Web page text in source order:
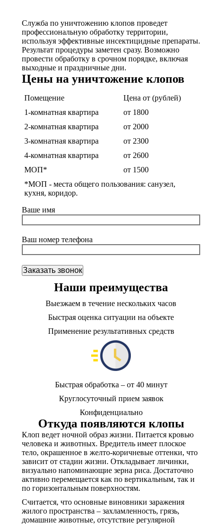
Служба по уничтожению клопов проведет
профессиональную обработку территории,
используя эффективные инсектицидные препараты.
Результат процедуры заметен сразу. Возможно
провести обработку в срочном порядке, включая
выходные и праздничные дни.
Цены на уничтожение клопов
Помещение
Цена от (рублей)
1-комнатная квартира
от 1800
2-комнатная квартира
от 2000
3-комнатная квартира
от 2300
4-комнатная квартира
от 2600
МОП*
от 1500
*МОП - места общего пользования: санузел,
кухня, коридор.
Ваше имя
Ваш номер телефона
Наши преимущества
Выезжаем в течение нескольких часов
Быстрая оценка ситуации на объекте
Применение результативных средств
Быстрая обработка – от 40 минут
Круглосуточный прием заявок
Конфиденциально
Откуда появляются клопы
Клоп ведет ночной образ жизни. Питается кровью
человека и животных. Вредитель имеет плоское
тело, окрашенное в желто-коричневые оттенки, что
зависит от стадии жизни. Откладывает личинки,
визуально напоминающие зерна риса. Достаточно
активно перемещается как по вертикальным, так и
по горизонтальным поверхностям.
Считается, что основные виновники заражения
жилого пространства – захламленность, грязь,
домашние животные, отсутствие регулярной